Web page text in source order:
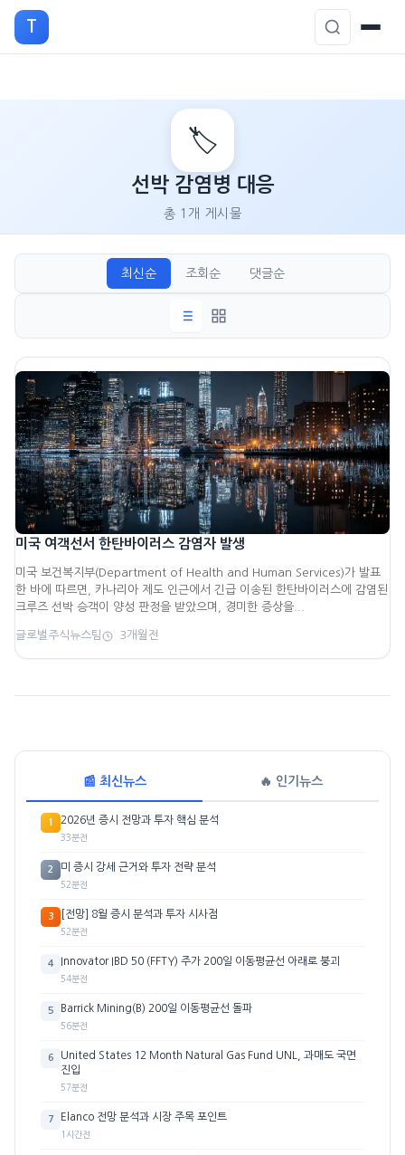
T
🏷️
선박 감염병 대응
총 1개 게시물
최신순 조회순 댓글순
미국 여객선서 한탄바이러스 감염자 발생
미국 보건복지부(Department of Health and Human Services)가 발표
한 바에 따르면, 카나리아 제도 인근에서 긴급 이송된 한탄바이러스에 감염된
크루즈 선박 승객이 양성 판정을 받았으며, 경미한 증상을...
글로벌주식뉴스팀 3개월전
📰 최신뉴스 🔥 인기뉴스
1 2026년 증시 전망과 투자 핵심 분석
33분전
2 미 증시 강세 근거와 투자 전략 분석
52분전
3 [전망] 8월 증시 분석과 투자 시사점
52분전
4 Innovator IBD 50 (FFTY) 주가 200일 이동평균선 아래로 붕괴
54분전
5 Barrick Mining(B) 200일 이동평균선 돌파
56분전
6
United States 12 Month Natural Gas Fund UNL, 과매도 국면
진입
57분전
7 Elanco 전망 분석과 시장 주목 포인트
1시간전